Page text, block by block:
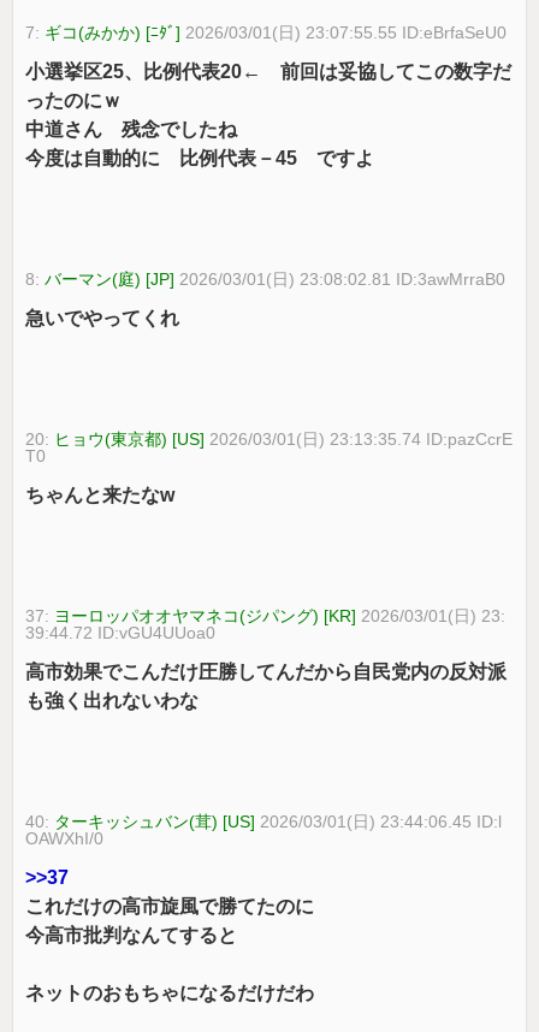
7: ギコ(みかか) [ﾆﾀﾞ] 2026/03/01(日) 23:07:55.55 ID:eBrfaSeU0
小選挙区25、比例代表20← 前回は妥協してこの数字だ
ったのにｗ
中道さん 残念でしたね
今度は自動的に 比例代表－45 ですよ
8:バーマン(庭) [JP] 2026/03/01(日) 23:08:02.81 ID:3awMrraB0
急いでやってくれ
20: ヒョウ(東京都) [US] 2026/03/01(日) 23:13:35.74 ID:pazCcrE
T0
ちゃんと来たなw
37: ヨーロッパオオヤマネコ(ジパング) [KR] 2026/03/01(日) 23:
39:44.72 ID:vGU4UUoa0
高市効果でこんだけ圧勝してんだから自民党内の反対派
も強く出れないわな
40: ターキッシュバン(茸) [US] 2026/03/01(日) 23:44:06.45 ID:l
OAWXhI/0
>>37
これだけの高市旋風で勝てたのに
今高市批判なんてすると
ネットのおもちゃになるだけだわ